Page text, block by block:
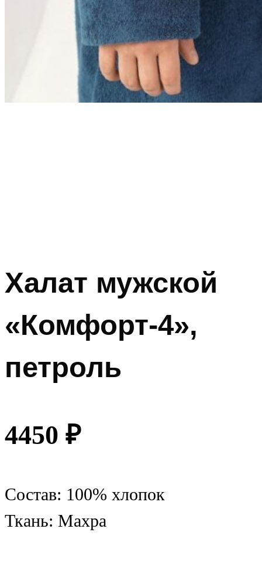
Халат мужской
«Комфорт-4»,
петроль
4450 ₽
Состав: 100% хлопок
Ткань: Махра